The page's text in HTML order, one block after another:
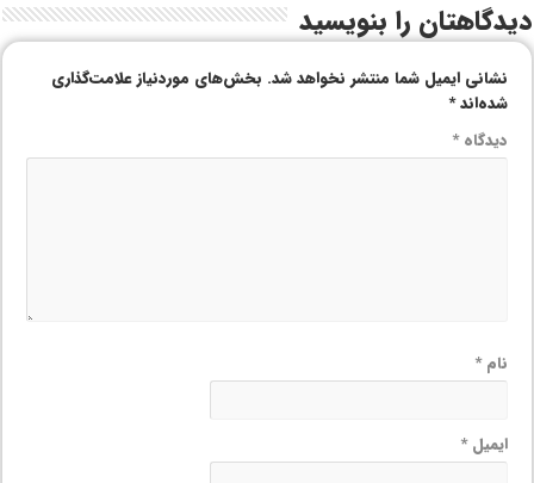
دیدگاهتان را بنویسید
نشانی ایمیل شما منتشر نخواهد شد. بخش‌های موردنیاز علامت‌گذاری
شده‌اند*
دیدگاه*
نام*
ایمیل*